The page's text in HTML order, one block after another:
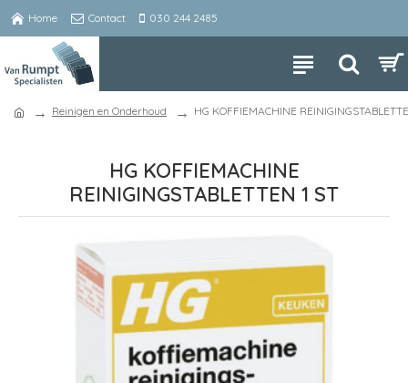
Home Contact 030 244 2485
Reinigen en Onderhoud HG KOFFIEMACHINE
HG KOFFIEMACHINE
REINIGINGSTABLETTEN 1 ST